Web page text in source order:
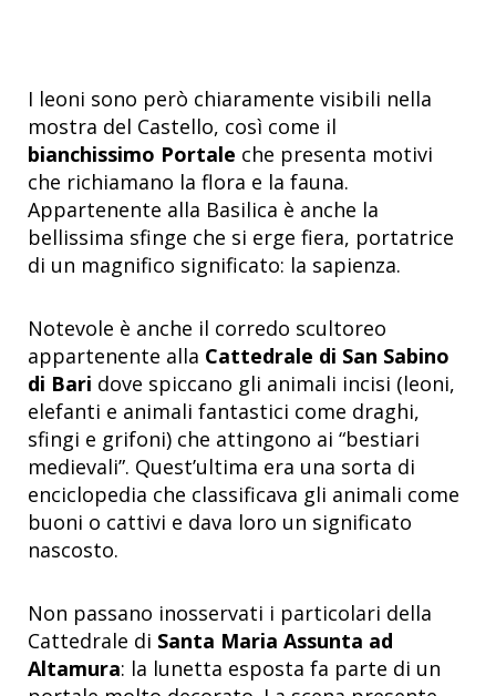
I leoni sono però chiaramente visibili nella
mostra del Castello, così come il
bianchissimo Portale che presenta motivi
che richiamano la flora e la fauna.
Appartenente alla Basilica è anche la
bellissima sfinge che si erge fiera, portatrice
di un magnifico significato: la sapienza.
Notevole è anche il corredo scultoreo
appartenente alla Cattedrale di San Sabino
di Bari dove spiccano gli animali incisi (leoni,
elefanti e animali fantastici come draghi,
sfingi e grifoni) che attingono ai “bestiari
medievali”. Quest’ultima era una sorta di
enciclopedia che classificava gli animali come
buoni o cattivi e dava loro un significato
nascosto.
Non passano inosservati i particolari della
Cattedrale di Santa Maria Assunta ad
Altamura: la lunetta esposta fa parte di un